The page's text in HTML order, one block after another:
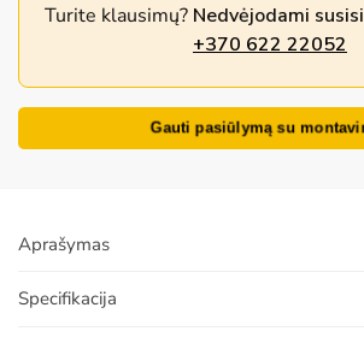
Turite klausimų? Nedvėjodami
+370 622 22052
Gauti pasiūlymą su
Aprašymas
Specifikacija